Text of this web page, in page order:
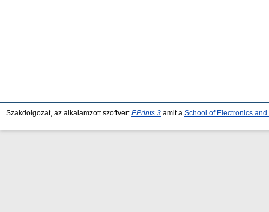
Szakdolgozat, az alkalamzott szoftver: EPrints 3 amit a School of Electronics